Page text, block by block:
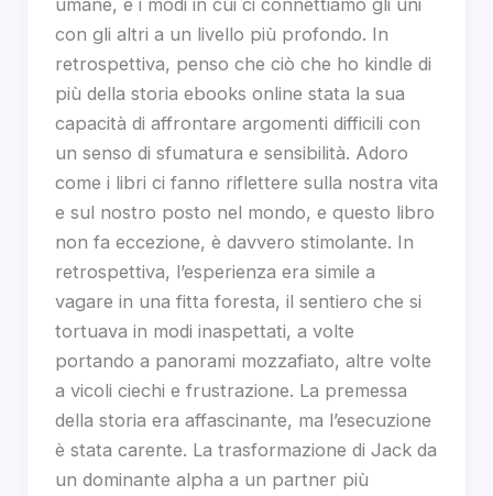
con gli altri a un livello più profondo. In
retrospettiva, penso che ciò che ho kindle di
più della storia ebooks online stata la sua
capacità di affrontare argomenti difficili con
un senso di sfumatura e sensibilità. Adoro
come i libri ci fanno riflettere sulla nostra vita
e sul nostro posto nel mondo, e questo libro
non fa eccezione, è davvero stimolante. In
retrospettiva, l’esperienza era simile a
vagare in una fitta foresta, il sentiero che si
tortuava in modi inaspettati, a volte
portando a panorami mozzafiato, altre volte
a vicoli ciechi e frustrazione. La premessa
della storia era affascinante, ma l’esecuzione
è stata carente. La trasformazione di Jack da
un dominante alpha a un partner più